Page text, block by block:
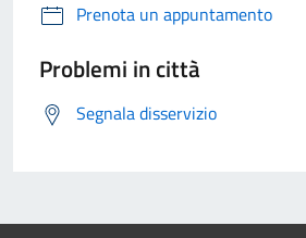
Prenota un appuntamento
Problemi in città
Segnala disservizio